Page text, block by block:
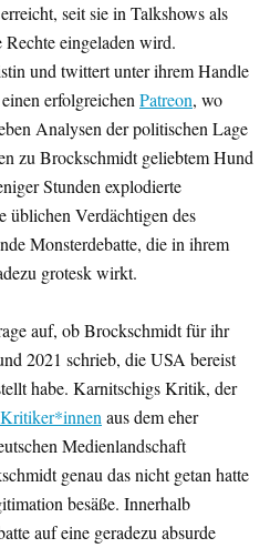
seit sie in Talkshows als
eingeladen wird.
und twittert unter ihrem Handle
erfolgreichenPatreon, wo
Analysen der politischen Lage
zu Brockschmidt geliebtem Hund
Stunden explodierte
üblichen Verdächtigen des
Monsterdebatte, die in ihrem
grotesk wirkt.
auf, ob Brockschmidt für ihr
2021 schrieb, die USA bereist
habe. Karnitschigs Kritik, der
aus dem eher
Medienlandschaft
genau das nicht getan hatte
besäße. Innerhalb
auf eine geradezu absurde